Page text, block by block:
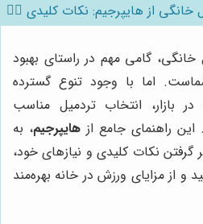
خانگی از هایپرجیم: نکات کلیدی 🏃‍♂️
گامی مهم در راستای بهبود
اما با وجود تنوع گسترده
بازار، انتخاب تردمیل مناسب
این راهنمای جامع از هایپرجیم، به
نکات کلیدی و نیازهای خود،
و از مزایای ورزش در خانه بهره‌مند